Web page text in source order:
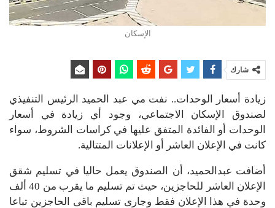
الإسكان
شارك
زيادة أسعار الوحدات.. نفت مي عبد الحميد الرئيس التنفيذي
لصندوق الإسكان الاجتماعي، وجود أي زيادة في أسعار
الوحدات أو الفائدة المتفق عليها في كراسات الشروط، سواء
كانت في الإعلان العاشر أو الإعلانات المتتالية.
أضافت عبدالحميد، أن الصندوق يعمل حاليا في تسليم شقق
الإعلان العاشر للحاجزين، حيث تم تسليم ما يقرب من 40 ألف
وحدة في هذا الإعلان فقط وجارى تسليم باقى الحاجزين تباعا